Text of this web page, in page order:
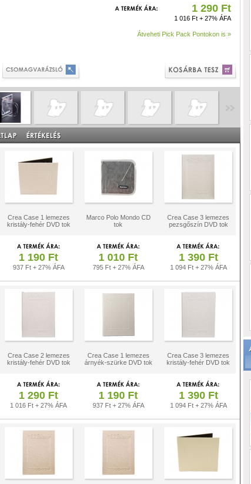
1 290 Ft
1 016 Ft + 27% ÁFA
Átveheti Pick Pack Pontokon is »
Crea Case 1 lemezes
kristály-fehér DVD tok
Marco Polo Mondo CD
tok
Crea Case 3 lemezes
pezsgőszín DVD tok
1 190 Ft
937 Ft + 27% ÁFA
1 010 Ft
795 Ft + 27% ÁFA
1 390 Ft
1 094 Ft + 27% ÁFA
Crea Case 2 lemezes
kristály-fehér DVD tok
Crea Case 1 lemezes
árnyék-szürke DVD tok
Crea Case 3 lemezes
kristály-fehér DVD tok
1 290 Ft
1 016 Ft + 27% ÁFA
1 190 Ft
937 Ft + 27% ÁFA
1 390 Ft
1 094 Ft + 27% ÁFA